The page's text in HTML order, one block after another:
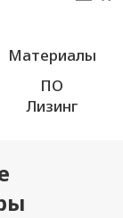
Материалы
ПО
Лизинг